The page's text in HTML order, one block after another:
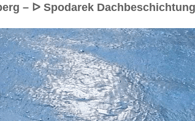
– ᐅ Spodarek